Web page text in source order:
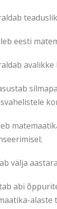
eesti
välja
abi
alaste